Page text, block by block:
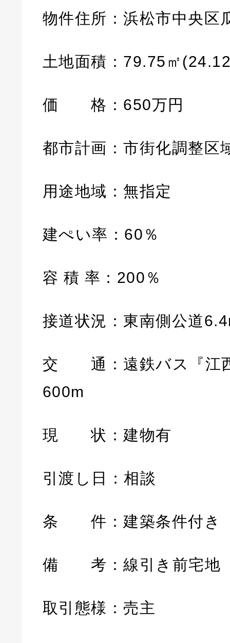
物件住所：浜松市中央区
土地面積：79.75㎡
価 格：650万円
都市計画：市街化調整区
用途地域：無指定
建ぺい率：60％
容 積 率：200％
接道状況：東南側公道
交 通：遠鉄バス『江
600m
現 状：建物有
引渡し日：相談
条 件：建築条件付き
備 考：線引き前宅地
取引態様：売主